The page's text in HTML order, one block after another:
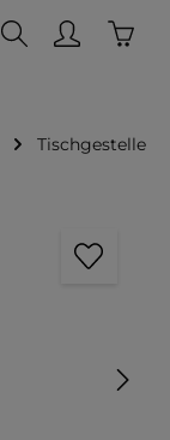
Tischgestelle